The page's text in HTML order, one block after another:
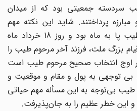
جمعیتى بود که از میدان
پرداختند. شاید این نکته مهم
باشد که همسر مرحوم طیب پا به ماه بود و روز 18 خرداد ماه
بزرگ ملت، فرزند آخر مرحوم طیب را
اوج انتخاب صحیح مرحوم طیب است
توجهى به پول و مقام و موقعیت و
بى‌توجه به این مسأله مهم حیاتى
این خطر عظیم را به جان‌پذیرفت.